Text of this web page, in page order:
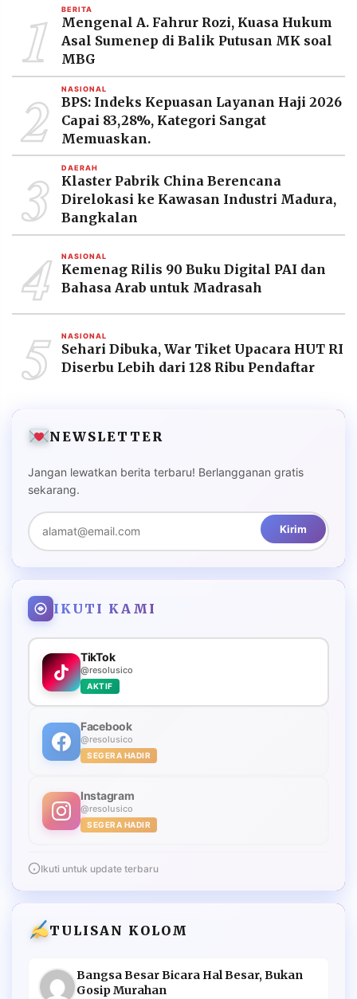
PRAMUDITA
2026
PT.
MEDIA
PRAMUDITA
1 BERITA
Mengenal A. Fahrur Rozi, Kuasa Hukum
Asal Sumenep di Balik Putusan MK soal
MBG
2 NASIONAL
BPS: Indeks Kepuasan Layanan Haji 2026
Capai 83,28%, Kategori Sangat
Memuaskan.
3 DAERAH
Klaster Pabrik China Berencana
Direlokasi ke Kawasan Industri Madura,
Bangkalan
4 NASIONAL
Kemenag Rilis 90 Buku Digital PAI dan
Bahasa Arab untuk Madrasah
5 NASIONAL
Sehari Dibuka, War Tiket Upacara HUT RI
Diserbu Lebih dari 128 Ribu Pendaftar
NEWSLETTER
Jangan lewatkan berita terbaru! Berlangganan gratis
sekarang.
Kirim
IKUTI KAMI
TikTok
@resolusico
AKTIF
Facebook
@resolusico
SEGERA HADIR
Instagram
@resolusico
SEGERA HADIR
Ikuti untuk update terbaru
TULISAN KOLOM
Bangsa Besar Bicara Hal Besar, Bukan
Gosip Murahan